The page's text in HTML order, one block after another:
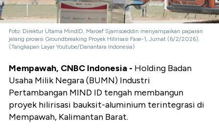
Foto: Direktur Utama MindID, Maroef Sjamsoeddin menyampaikan paparan
jelang prosesi Groundbreaking Proyek Hilirisasi Fase-1, Jumat (6/2/2026).
(Tangkapan Layar Youtube/Danantara Indonesia)
Mempawah, CNBC Indonesia - Holding Badan
Usaha Milik Negara (BUMN) Industri
Pertambangan MIND ID tengah membangun
proyek hilirisasi bauksit-aluminium terintegrasi di
Mempawah, Kalimantan Barat.